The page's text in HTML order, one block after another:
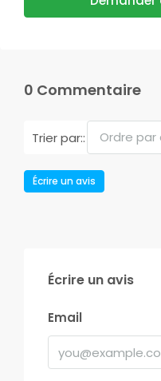
0 Commentaire
Trier par:: Ordre
Écrire un avis
Écrire un avis
Email